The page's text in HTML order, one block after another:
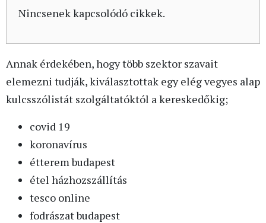
Nincsenek kapcsolódó cikkek.
Annak érdekében, hogy több szektor szavait
elemezni tudják, kiválasztottak egy elég vegyes alap
kulcsszólistát szolgáltatóktól a kereskedőkig;
covid 19
koronavírus
étterem budapest
étel házhozszállítás
tesco online
fodrászat budapest